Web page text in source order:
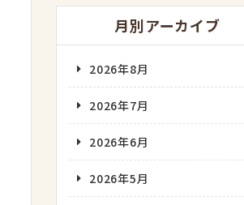
月別アーカイブ
2026年8月
2026年7月
2026年6月
2026年5月